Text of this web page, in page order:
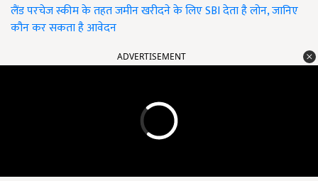
लैंड परचेज स्कीम के तहत जमीन खरीदने के लिए SBI देता है लोन, जानिए
कौन कर सकता है आवेदन
ADVERTISEMENT